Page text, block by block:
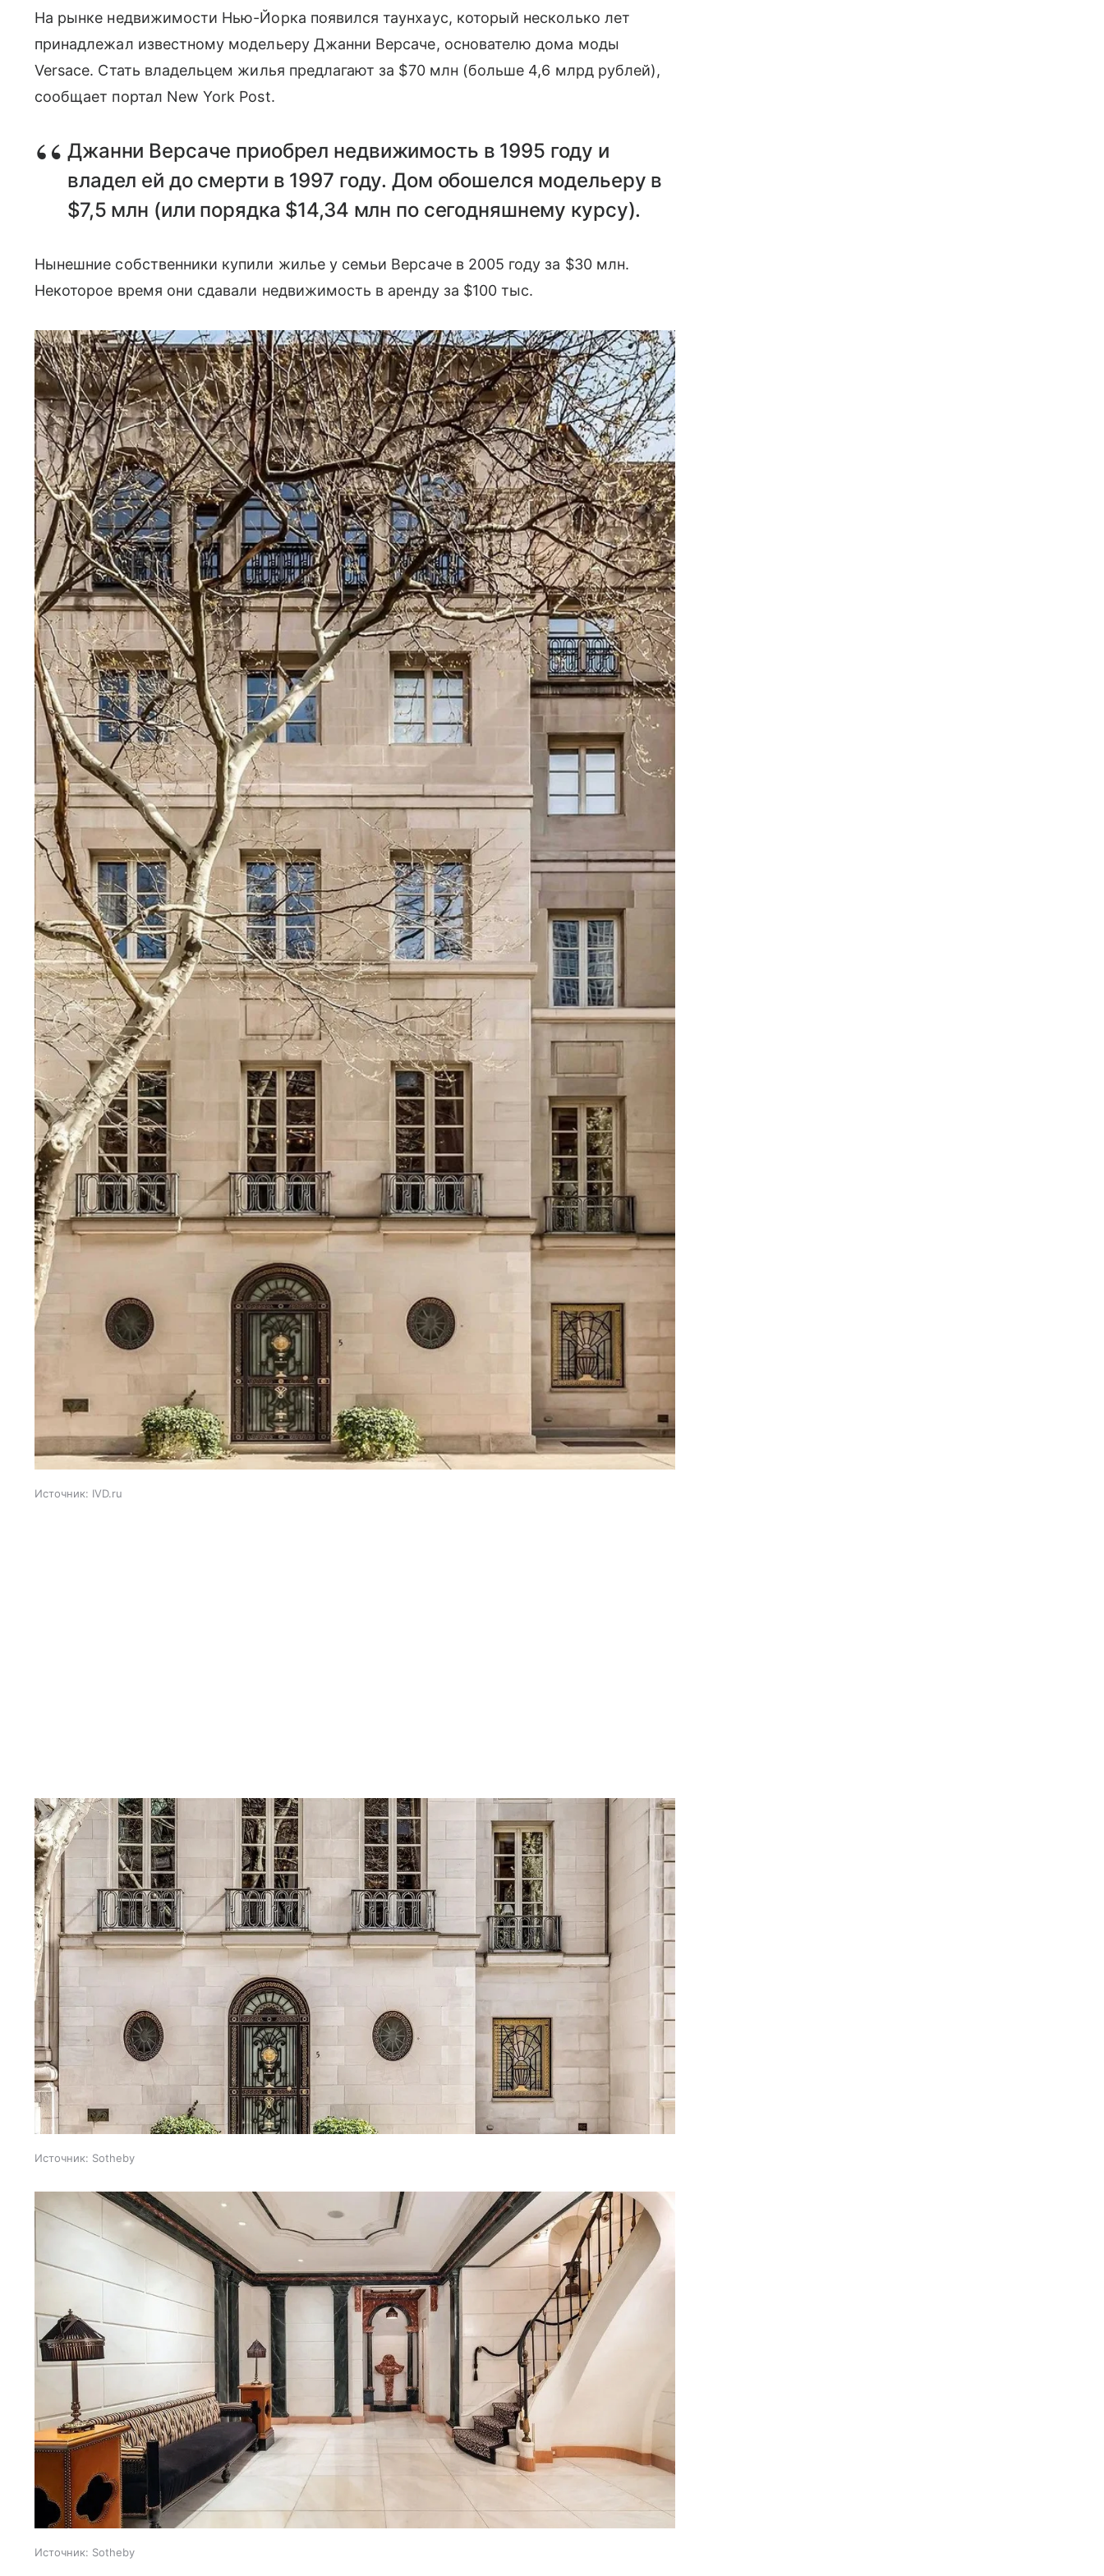
На рынке недвижимости Нью-Йорка появился таунхаус, который несколько лет
принадлежал известному модельеру Джанни Версаче, основателю дома моды
Versace. Стать владельцем жилья предлагают за $70 млн (больше 4,6 млрд рублей),
сообщает портал New York Post.
Джанни Версаче приобрел недвижимость в 1995 году и
владел ей до смерти в 1997 году. Дом обошелся модельеру в
$7,5 млн (или порядка $14,34 млн по сегодняшнему курсу).
Нынешние собственники купили жилье у семьи Версаче в 2005 году за $30 млн.
Некоторое время они сдавали недвижимость в аренду за $100 тыс.
Источник: IVD.ru
Источник: Sotheby
Источник: Sotheby